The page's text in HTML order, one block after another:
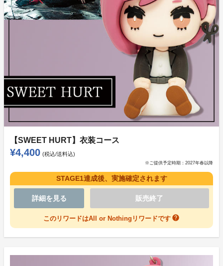
※前回と同じ商品デザインをベースに製造いたします
が、製造工場が前回と異なるため、仕様が若干変わる可
能性がございます。ご購入後の返品・返金はお受けでき
ませんので、ご理解のうえ、ご支援いただきますようお
願いいたします。
※原材料価格の高騰により、今回の販売価格は前回より
も見直しをさせていただいております。ご了承ください
ませ。
【SWEET HURT】衣装コース
¥4,400 (税込/送料込)
※ご提供予定時期： 2027年春以降
STAGE1達成後、実施確定されます
詳細を見る 販売終了
このリワードはAll or Nothingリワードです help